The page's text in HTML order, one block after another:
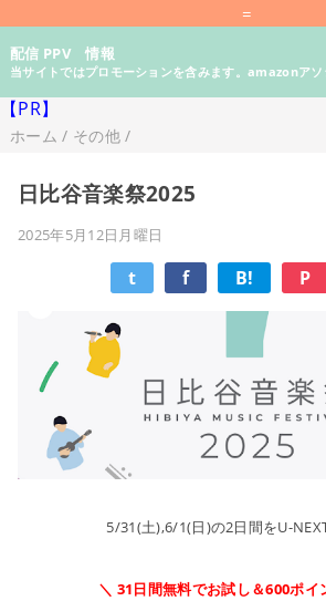
=
配信 PPV 情報
当サイトではプロモーションを含みます。amazonアソ
【PR】
ホーム / その他/
日比谷音楽祭2025
2025年5月12日月曜日
t f B! P
5/31(土),6/1(日)の2日間をU-
＼ 31日間無料でお試し＆600ポイ